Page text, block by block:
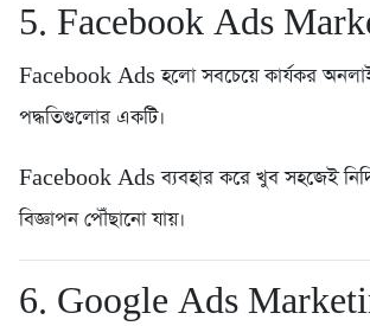
5. Facebook Ads
Facebook Ads হলো সবচেয়ে কার্যকর
পদ্ধতিগুলোর একটি।
Facebook Ads ব্যবহার করে খুব সহজেই
বিজ্ঞাপন পৌঁছানো যায়।
6. Google Ads